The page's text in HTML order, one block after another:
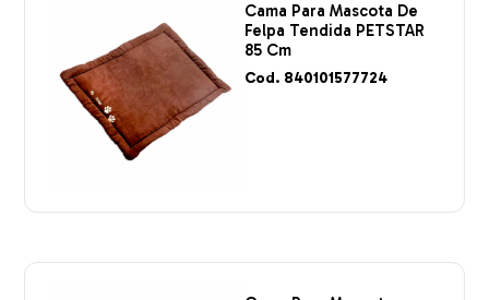
Cama Para Mascota De
Felpa Tendida PETSTAR
85 Cm
Cod. 840101577724